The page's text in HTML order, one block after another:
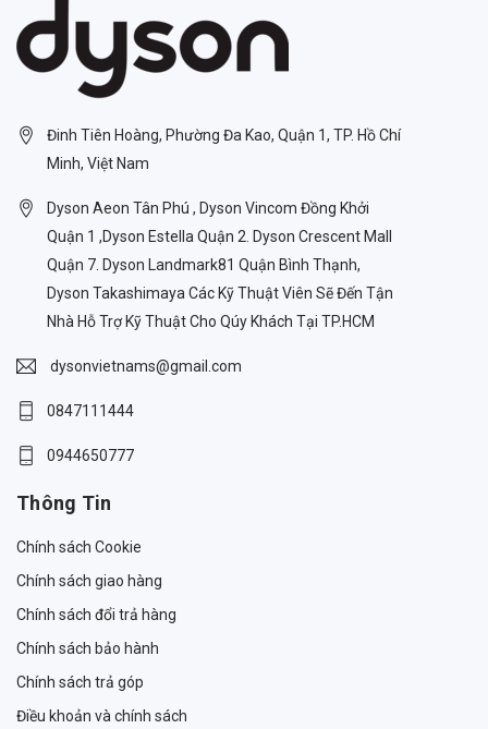
Đinh Tiên Hoàng, Phường Đa Kao, Quận 1, TP. Hồ Chí
Minh, Việt Nam
Dyson Aeon Tân Phú , Dyson Vincom Đồng Khởi
Quận 1 ,Dyson Estella Quận 2. Dyson Crescent Mall
Quận 7. Dyson Landmark81 Quận Bình Thạnh,
Dyson Takashimaya Các Kỹ Thuật Viên Sẽ Đến Tận
Nhà Hỗ Trợ Kỹ Thuật Cho Qúy Khách Tại TP.HCM
dysonvietnams@gmail.com
0847111444
0944650777
Thông Tin
Chính sách Cookie
Chính sách giao hàng
Chính sách đổi trả hàng
Chính sách bảo hành
Chính sách trả góp
Điều khoản và chính sách